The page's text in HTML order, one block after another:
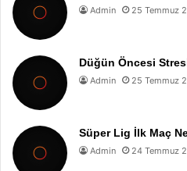
Admin 25 Temmuz
Düğün Öncesi
Admin 25 Temmuz
Süper Lig İlk Maç
Admin 24 Temmuz